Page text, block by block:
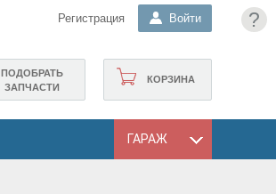
?
Регистрация Войти
КОРЗИНА
ПОДОБРАТЬ
ЗАПЧАСТИ
ГАРАЖ